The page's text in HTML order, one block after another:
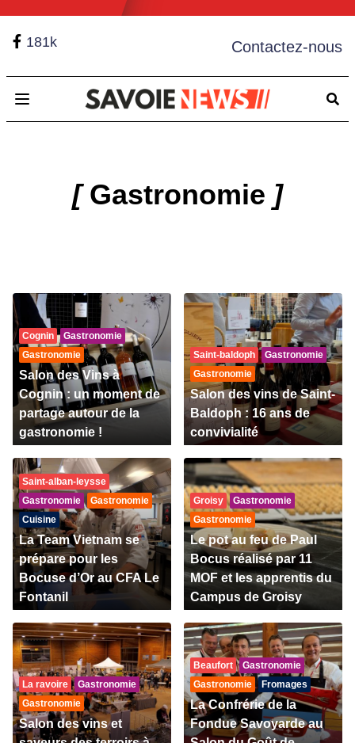
181k Contactez-nous
Open main menu
[Gastronomie ]
Cognin
Gastronomie
Gastronomie
Salon des Vins à
Cognin : un moment de
partage autour de la
gastronomie !
Saint-baldoph
Gastronomie
Gastronomie
Salon des vins de Saint-
Baldoph : 16 ans de
convivialité
Saint-alban-leysse
Gastronomie
Gastronomie
Cuisine
La Team Vietnam se
prépare pour les
Bocuse d’Or au CFA Le
Fontanil
Groisy
Gastronomie
Gastronomie
Le pot au feu de Paul
Bocus réalisé par 11
MOF et les apprentis du
Campus de Groisy
La ravoire
Gastronomie
Gastronomie
Salon des vins et
Beaufort
Gastronomie
Gastronomie
Fromages
La Confrérie de la
Fondue Savoyarde au